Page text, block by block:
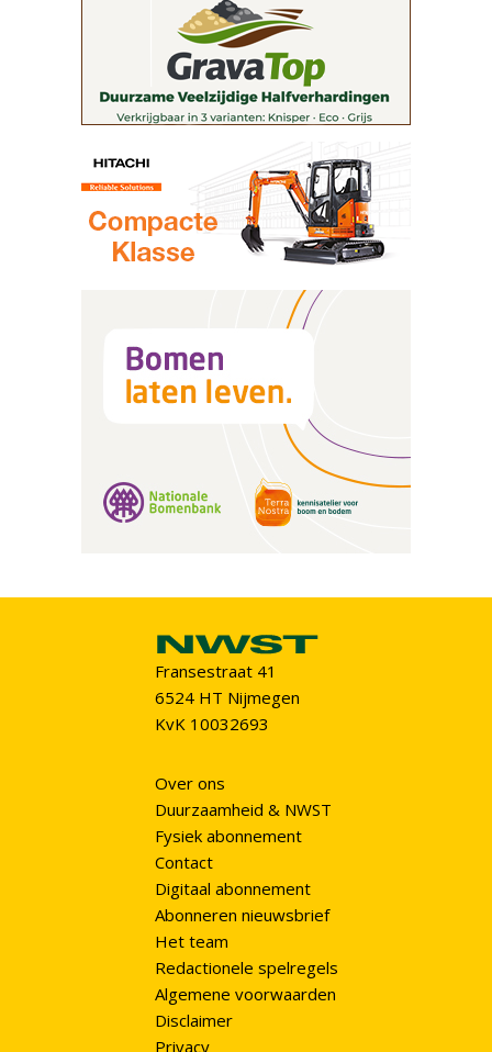
Fransestraat 41
6524 HT Nijmegen
KvK 10032693
Over ons
Duurzaamheid & NWST
Fysiek abonnement
Contact
Digitaal abonnement
Abonneren nieuwsbrief
Het team
Redactionele spelregels
Algemene voorwaarden
Disclaimer
Privacy